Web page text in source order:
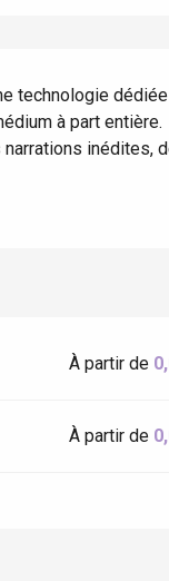
technologie
à part entière.
inédites,
À partir de
À partir de